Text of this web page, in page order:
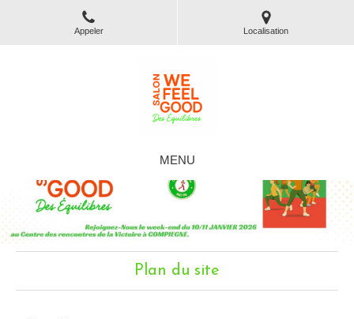
Appeler Localisation
MENU
Plan du site